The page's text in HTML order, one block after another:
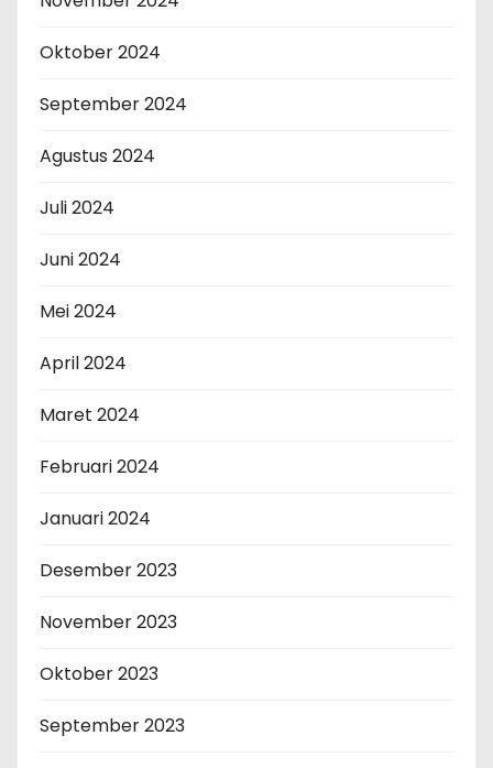
Oktober 2024
September 2024
Agustus 2024
Juli 2024
Juni 2024
Mei 2024
April 2024
Maret 2024
Februari 2024
Januari 2024
Desember 2023
November 2023
Oktober 2023
September 2023